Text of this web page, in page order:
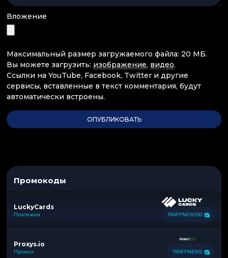
Вложение
Максимальный размер загружаемого файла: 20 МБ.
Вы можете загрузить: изображение, видео.
Ссылки на YouTube, Facebook, Twitter и другие
сервисы, вставленные в текст комментария, будут
автоматически встроены.
Промокоды
LuckyCards
Платежка TRAFFNEWS50
Proxys.io
Прокси TRAFFNEWS